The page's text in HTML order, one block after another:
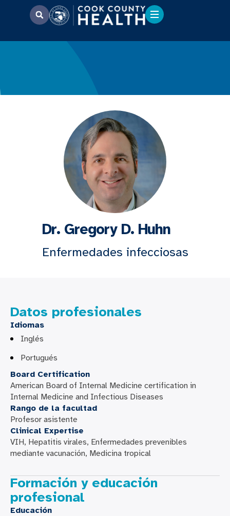
Dr. Gregory D. Huhn
Enfermedades infecciosas
Datos profesionales
Idiomas
Inglés
Portugués
Board Certification
American Board of Internal Medicine certification in
Internal Medicine and Infectious Diseases
Rango de la facultad
Profesor asistente
Clinical Expertise
VIH, Hepatitis virales, Enfermedades prevenibles
mediante vacunación, Medicina tropical
Formación y educación
profesional
Educación